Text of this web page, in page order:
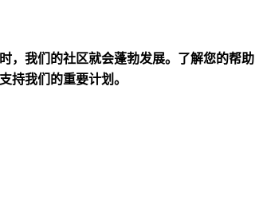
，我们的社区就会蓬勃发展。了解您的帮助
持我们的重要计划。